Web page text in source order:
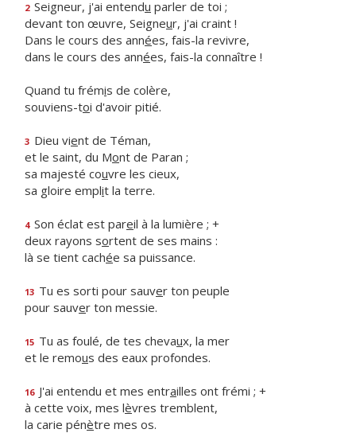
2 Seigneur, j'ai entendu parler de toi ;
devant ton œuvre, Seigneur, j'ai craint !
Dans le cours des années, fais-la revivre,
dans le cours des années, fais-la connaître !
Quand tu frémis de colère,
souviens-toi d'avoir pitié.
3 Dieu vient de Téman,
et le saint, du Mont de Paran ;
sa majesté couvre les cieux,
sa gloire emplit la terre.
4 Son éclat est pareil à la lumière ; +
deux rayons sortent de ses mains :
là se tient cachée sa puissance.
13 Tu es sorti pour sauver ton peuple
pour sauver ton messie.
15 Tu as foulé, de tes chevaux, la mer
et le remous des eaux profondes.
16 J'ai entendu et mes entrailles ont frémi ; +
à cette voix, mes lèvres tremblent,
la carie pénètre mes os.